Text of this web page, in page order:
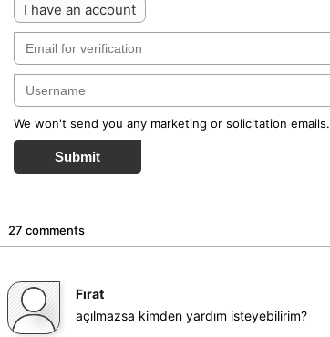
I have an account
We won't send you any marketing or solicitation emails.
Submit
27 comments
Fırat
açılmazsa kimden yardım isteyebilirim?